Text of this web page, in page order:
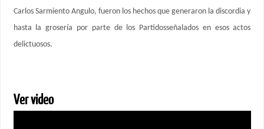
Carlos Sarmiento Angulo, fueron los hechos que generaron la discordia y
hasta la grosería por parte de los Partidosseñalados en esos actos
delictuosos.
Ver video